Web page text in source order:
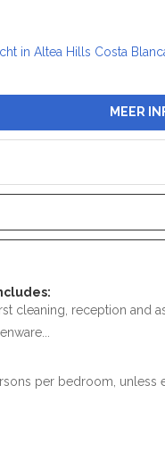
MEER
cleaning, reception and
per bedroom, unless